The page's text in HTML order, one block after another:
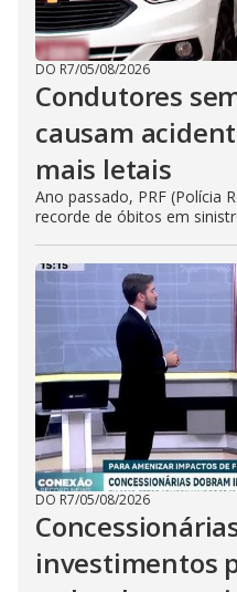
DO R7/05/08/2026
Condutores
causam
mais letais
Ano passado, PRF (Polícia
recorde de óbitos em
DO R7/05/08/2026
investimentos